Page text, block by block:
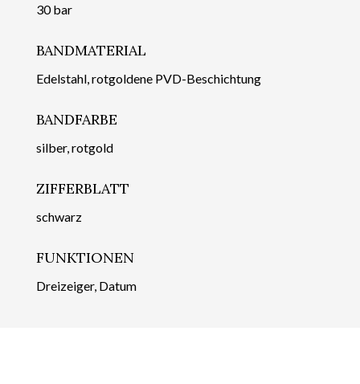
30 bar
BANDMATERIAL
Edelstahl, rotgoldene PVD-Beschichtung
BANDFARBE
silber, rotgold
ZIFFERBLATT
schwarz
FUNKTIONEN
Dreizeiger, Datum